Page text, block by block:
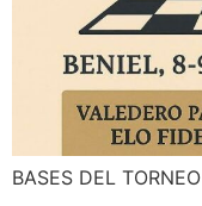
BASES DEL TORNEO